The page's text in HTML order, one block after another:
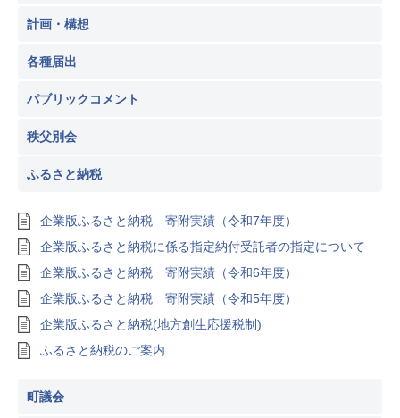
計画・構想
各種届出
パブリックコメント
秩父別会
ふるさと納税
企業版ふるさと納税 寄附実績（令和7年度）
企業版ふるさと納税に係る指定納付受託者の指定について
企業版ふるさと納税 寄附実績（令和6年度）
企業版ふるさと納税 寄附実績（令和5年度）
企業版ふるさと納税(地方創生応援税制)
ふるさと納税のご案内
町議会